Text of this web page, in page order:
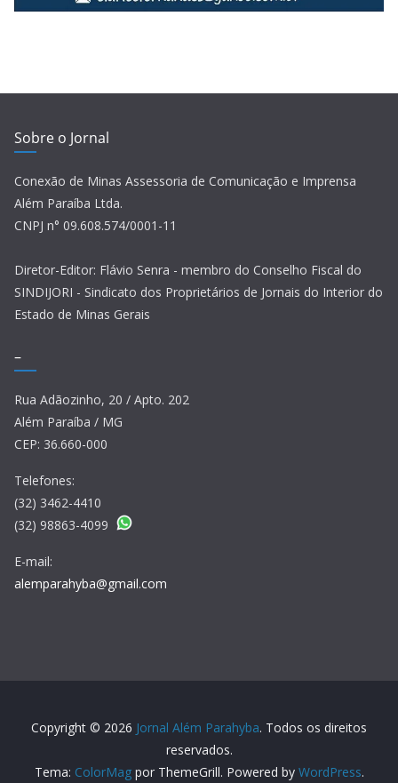
Sobre o Jornal
Conexão de Minas Assessoria de Comunicação e Imprensa
Além Paraíba Ltda.
CNPJ n° 09.608.574/0001-11
Diretor-Editor: Flávio Senra - membro do Conselho Fiscal do
SINDIJORI - Sindicato dos Proprietários de Jornais do Interior do
Estado de Minas Gerais
–
Rua Adãozinho, 20 / Apto. 202
Além Paraíba / MG
CEP: 36.660-000
Telefones:
(32) 3462-4410
(32) 98863-4099
E-mail:
alemparahyba@gmail.com
Copyright © 2026 Jornal Além Parahyba. Todos os direitos
reservados.
Tema: ColorMagpor ThemeGrill. Powered by WordPress.